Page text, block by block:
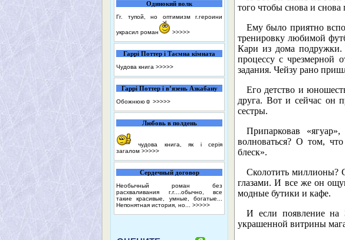
Одинокий волк
Гг. тупой, но оптимизм г.героини
украсил роман >>>>>
Гаррі Поттер і Таємна кімната
Чудова книга >>>>>
Гаррі Поттер і в’язень Азкабану
Обожнюю☺️ >>>>>
Любовь в полдень
чудова книга, як і серія
загалом >>>>>
Сердечный договор
Необычный роман без
расхваливания г.г....обычно, все
такие красивые, умные, богатые...
Непонятная история, но... >>>>>
того чтобы снова и
Ему было приятно
тренировку любимой
Кари из дома
процессу с чрезмерной
задания. Чейзу рано
Его детство и
друга. Вот и сейчас он
сестры.
Припарковав
волноваться? О том,
блеск».
Сколотить миллионы?
глазами. И все же он
модные бутики и кафе.
И если появление на
украшенной витрины